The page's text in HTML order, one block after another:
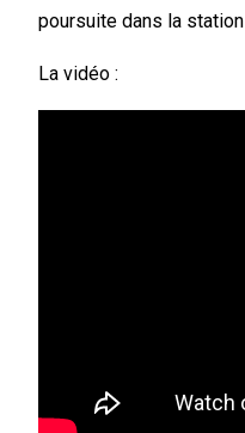
poursuite dans la
La vidéo :